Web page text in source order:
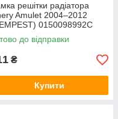
решітки радіатора
Amulet 2004–2012
0150098992C
до відправки
₴
Купити